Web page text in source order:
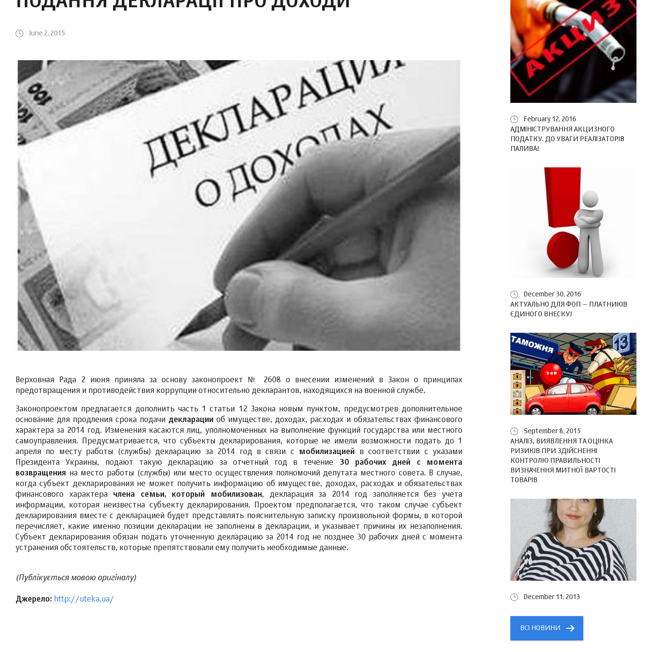
June 2, 2015
Верховная Рада 2 июня приняла за основу законопроект № 2608 о внесении изменений в Закон о принципах
предотвращения и противодействия коррупции относительно декларантов, находящихся на военной службе.
Законопроектом предлагается дополнить часть 1 статьи 12 Закона новым пунктом, предусмотрев дополнительное
основание для продления срока подачи декларации об имуществе, доходах, расходах и обязательствах финансового
характера за 2014 год. Изменения касаются лиц, уполномоченных на выполнение функций государства или местного
самоуправления. Предусматривается, что субъекты декларирования, которые не имели возможности подать до 1
апреля по месту работы (службы) декларацию за 2014 год в связи с
мобилизацией в соответствии с указами
Президента Украины, подают такую декларацию за отчетный год в течение 30 рабочих дней с момента
возвращения на место работы (службы) или место осуществления полномочий депутата местного совета. В случае,
когда субъект декларирования не может получить информацию об имуществе, доходах, расходах и обязательствах
финансового характера члена семьи, который мобилизован, декларация за 2014 год заполняется без учета
информации, которая неизвестна субъекту декларирования. Проектом предполагается, что таком случае субъект
декларирования вместе с декларацией будет представлять пояснительную записку произвольной формы, в которой
перечисляет, какие именно позиции декларации не заполнены в декларации, и указывает причины их незаполнения.
Субъект декларирования обязан подать уточненную декларацию за 2014 год не позднее 30 рабочих дней с момента
устранения обстоятельств, которые препятствовали ему получить необходимые данные.
(Публікується мовою оригіналу)
Джерело: http://uteka.ua/
February 12, 2016
АДМІНІСТРУВАННЯ АКЦИЗНОГО
ПОДАТКУ. ДО УВАГИ РЕАЛІЗАТОРІВ
ПАЛИВА!
December 30, 2016
АКТУАЛЬНО ДЛЯ ФОП – ПЛАТНИКІВ
ЄДИНОГО ВНЕСКУ!
September 8, 2015
АНАЛІЗ, ВИЯВЛЕННЯ ТА ОЦІНКА
РИЗИКІВ ПРИ ЗДІЙСНЕННІ
КОНТРОЛЮ ПРАВИЛЬНОСТІ
ВИЗНАЧЕННЯ МИТНОЇ ВАРТОСТІ
ТОВАРІВ
December 11, 2013
ВСІ НОВИНИ